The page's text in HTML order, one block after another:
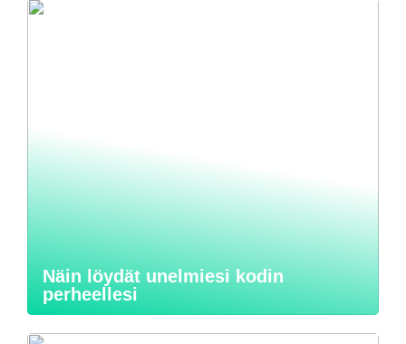
Näin löydät unelmiesi kodin
perheellesi